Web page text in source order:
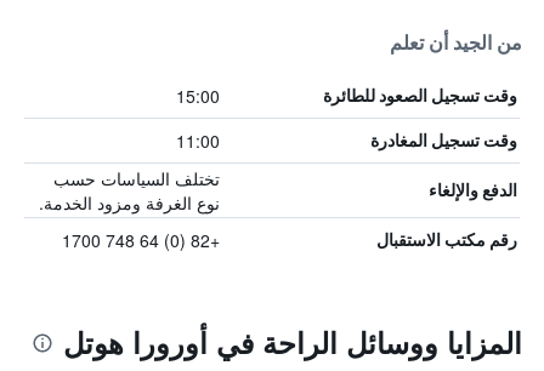
من الجيد أن تعلم
وقت تسجيل الصعود للطائرة 15:00
وقت تسجيل المغادرة 11:00
الدفع والإلغاء
تختلف السياسات حسب
نوع الغرفة ومزود الخدمة.
رقم مكتب الاستقبال +82 (0) 64 748 1700
المزايا ووسائل الراحة في أورورا هوتل